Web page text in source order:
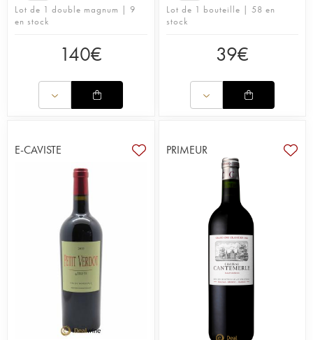
Lot de 1 double magnum | 9
en stock
140€
Lot de 1 bouteille | 58 en
stock
39€
E-CAVISTE PRIMEUR